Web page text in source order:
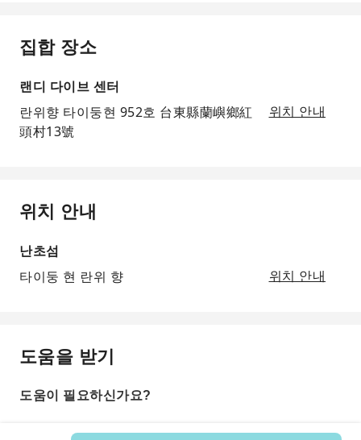
집합 장소
랜디 다이브 센터
란위향 타이둥현 952호 台東縣蘭嶼鄉紅
頭村13號
위치 안내
위치 안내
난초섬
타이둥 현 란위 향
위치 안내
도움을 받기
도움이 필요하신가요?